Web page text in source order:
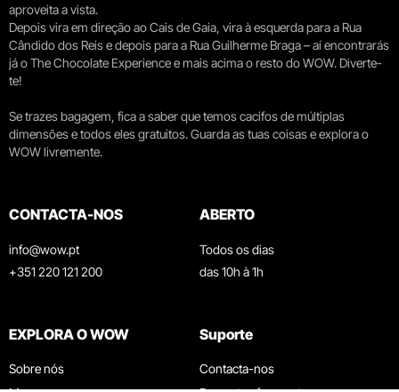
aproveita a vista.
Depois vira em direção ao Cais de Gaia, vira à esquerda para a Rua
Cândido dos Reis e depois para a Rua Guilherme Braga – aí encontrarás
já o The Chocolate Experience e mais acima o resto do WOW. Diverte-
te!
Se trazes bagagem, fica a saber que temos cacifos de múltiplas
dimensões e todos eles gratuitos. Guarda as tuas coisas e explora o
WOW livremente.
CONTACTA-NOS
info@wow.pt
+351 220 121 200
ABERTO
Todos os dias
das 10h à 1h
EXPLORA O WOW
Sobre nós
Suporte
Contacta-nos